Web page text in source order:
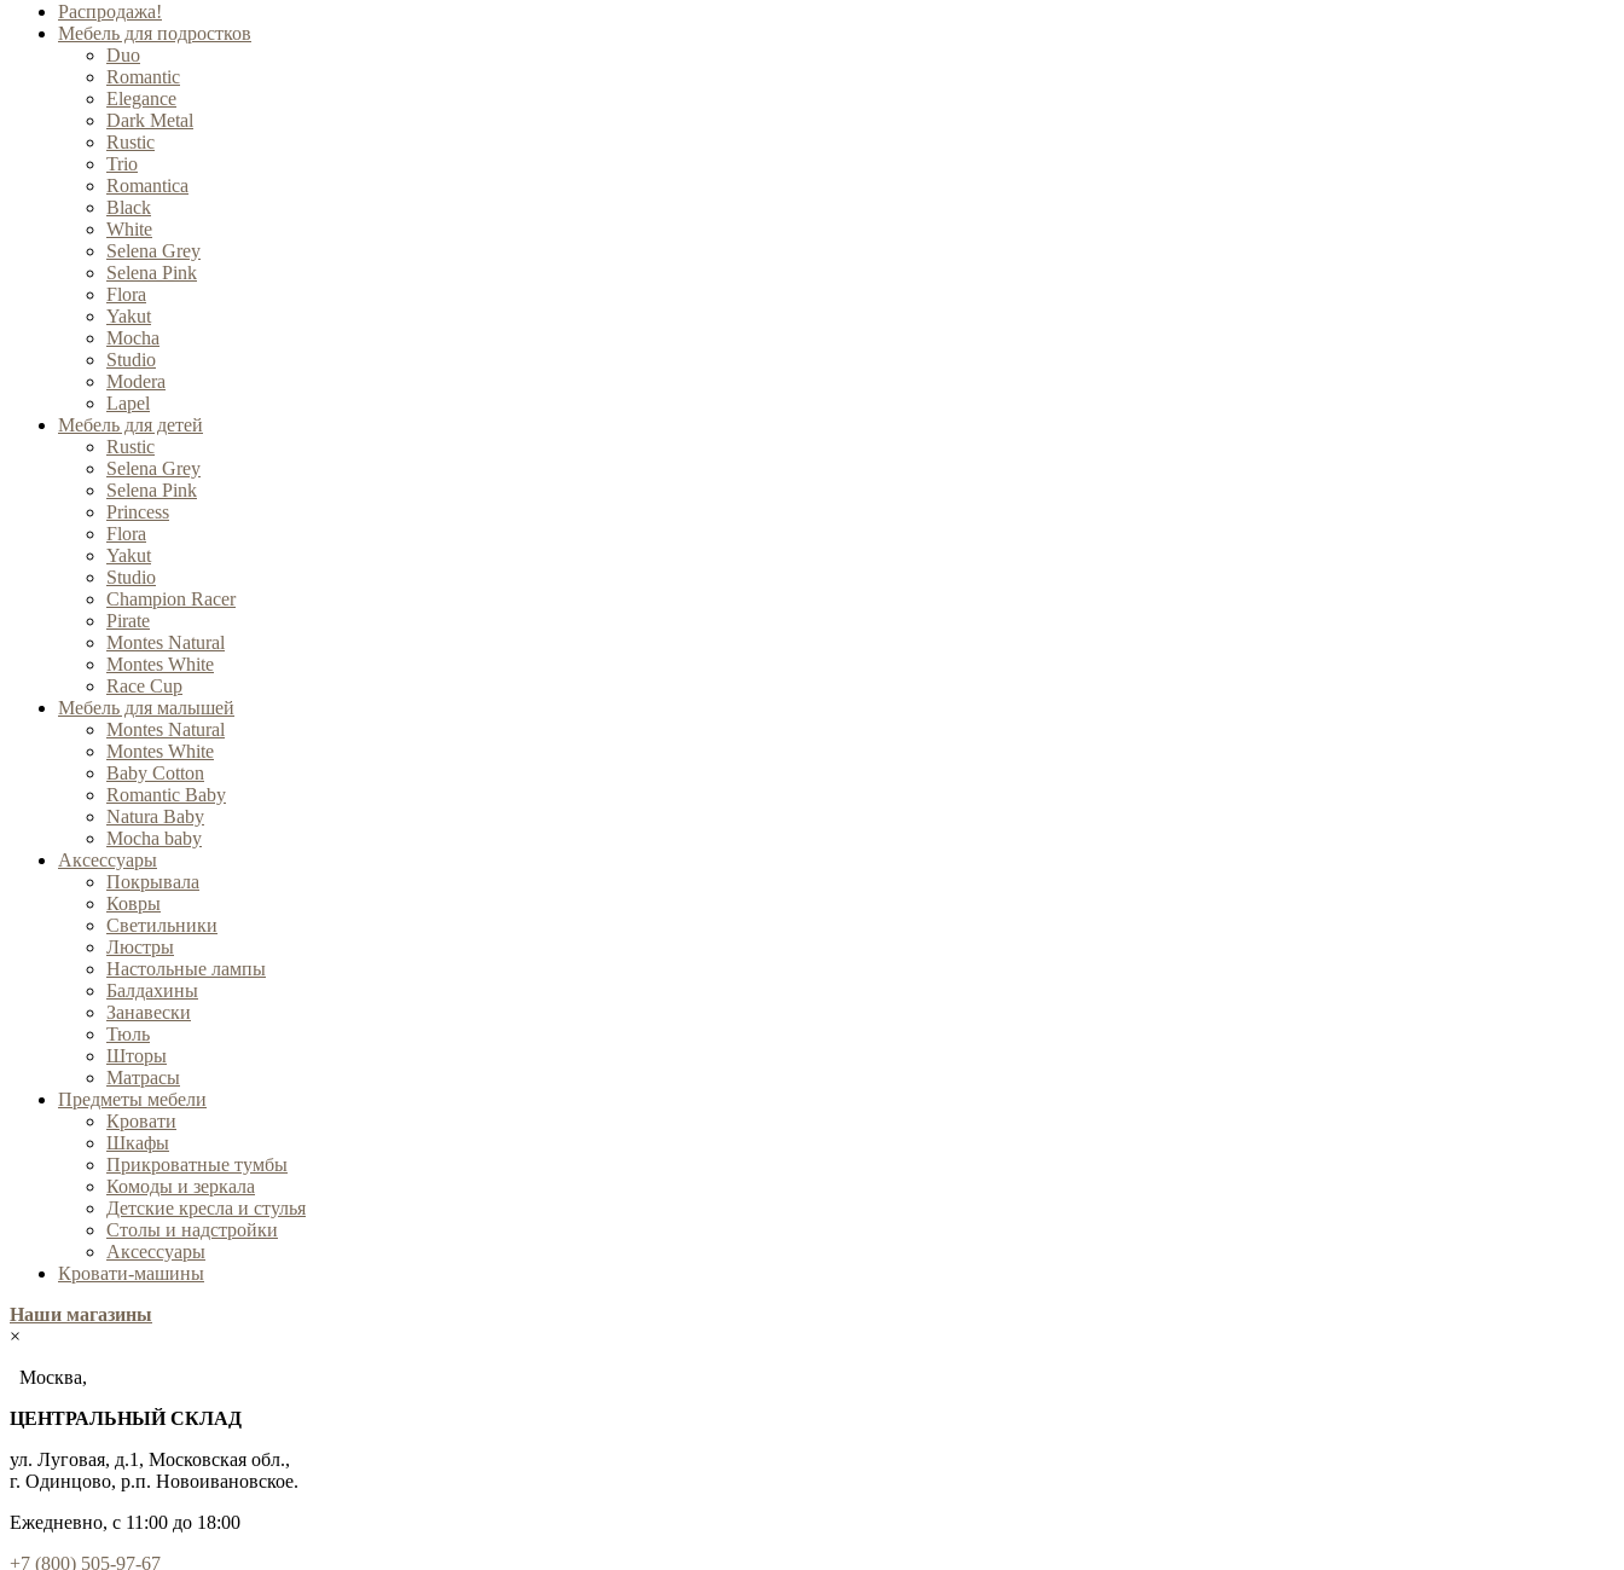
Распродажа!
Мебель для подростков
Duo
Romantic
Elegance
Dark Metal
Rustic
Trio
Romantica
Black
White
Selena Grey
Selena Pink
Flora
Yakut
Mocha
Studio
Modera
Lapel
Мебель для детей
Rustic
Selena Grey
Selena Pink
Princess
Flora
Yakut
Studio
Champion Racer
Pirate
Montes Natural
Montes White
Race Cup
Мебель для малышей
Montes Natural
Montes White
Baby Cotton
Romantic Baby
Natura Baby
Mocha baby
Аксессуары
Покрывала
Ковры
Cветильники
Люстры
Настольные лампы
Балдахины
Занавески
Тюль
Шторы
Матрасы
Предметы мебели
Кровати
Шкафы
Прикроватные тумбы
Комоды и зеркала
Детские кресла и стулья
Столы и надстройки
Аксессуары
Кровати-машины
Наши магазины
×
Москва,
ЦЕНТРАЛЬНЫЙ СКЛАД
ул. Луговая, д.1, Московская обл.,
г. Одинцово, р.п. Новоивановское.
Ежедневно, с 11:00 до 18:00
+7 (800) 505-97-67